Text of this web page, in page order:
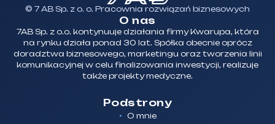
© 7 AB Sp. z o. o. Pracownia rozwiązań biznesowych
O nas
7AB Sp. z o.o. kontynuuje działania firmy Kwarupa, która
na rynku działa ponad 30 lat. Spółka obecnie oprócz
doradztwa biznesowego, marketingu oraz tworzenia linii
komunikacyjnej w celu finalizowania inwestycji, realizuje
także projekty medyczne.
Podstrony
O mnie